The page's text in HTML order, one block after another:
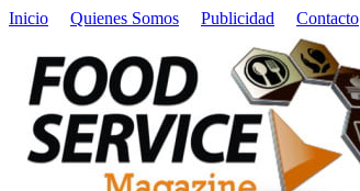
Inicio Quienes Somos Publicidad Contacto